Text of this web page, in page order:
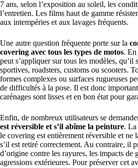
7 ans, selon l’exposition au soleil, les
l’entretien. Les films haut de gamme
aux intempéries et aux lavages fréquents.
Une autre question fréquente porte sur la
covering avec tous les types de motos.
peut s’appliquer sur tous les modèles, qu’il
sportives, roadsters, customs ou scooters.
formes complexes ou surfaces rugueuses
de difficultés à la pose. Il est donc
carénages sont lisses et en bon état pour
Enfin, de nombreux utilisateurs se
est réversible et s’il abîme la peinture. La
le covering est entièrement réversible et ne
s’il est retiré correctement. Au contraire, il
d’origine contre les rayures, les impacts de
agressions extérieures. Pour préserver cet